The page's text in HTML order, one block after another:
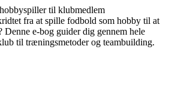
til klubmedlem
fra at spille fodbold som hobby til at
Denne e-bog guider dig gennem hele
til træningsmetoder og teambuilding.